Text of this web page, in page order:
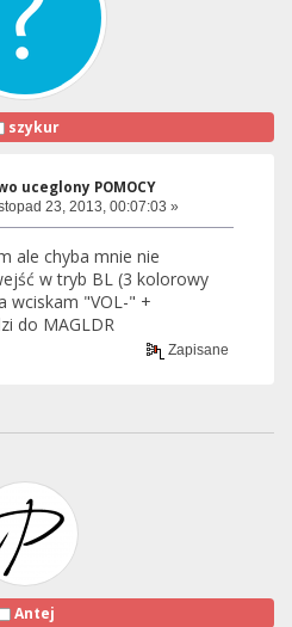
szykur
uceglony POMOCY
23, 2013, 00:07:03 »
ale chyba mnie nie
w tryb BL (3 kolorowy
wciskam "VOL-" +
do MAGLDR
Zapisane
Antej